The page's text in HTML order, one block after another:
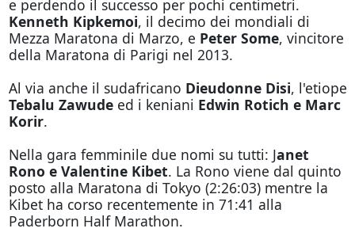
e perdendo il successo per pochi centimetri.
Kenneth Kipkemoi, il decimo dei mondiali di
Mezza Maratona di Marzo, e Peter Some, vincitore
della Maratona di Parigi nel 2013.
Al via anche il sudafricano Dieudonne Disi, l'etiope
Tebalu Zawudeed i keniani Edwin Rotich e Marc
Korir.
Nella gara femminile due nomi su tutti: Janet
Rono e Valentine Kibet. La Rono viene dal quinto
posto alla Maratona di Tokyo (2:26:03) mentre la
Kibet ha corso recentemente in 71:41 alla
Paderborn Half Marathon.